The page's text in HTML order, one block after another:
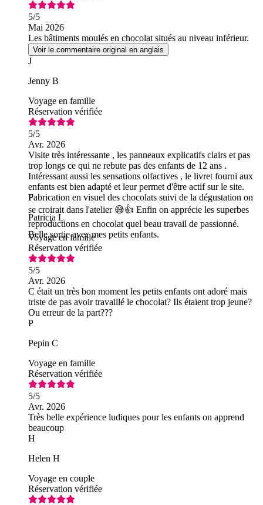
5/5
Mai 2026
Les bâtiments moulés en chocolat situés au niveau inférieur.
Voir le commentaire original en anglais
J
Jenny B
Voyage en famille
Réservation vérifiée
5/5
Avr. 2026
Visite très intéressante , les panneaux explicatifs clairs et pas
trop longs ce qui ne rebute pas des enfants de 12 ans .
Intéressant aussi les sensations olfactives , le livret fourni aux
enfants est bien adapté et leur permet d'être actif sur le site.
Fabrication en visuel des chocolats suivi de la dégustation on
se croirait dans l'atelier 😅👍 Enfin on apprécie les superbes
reproductions en chocolat quel beau travail de passionné.
Belle sortie avec mes petits enfants.
P
Patricia L
Voyage en famille
Réservation vérifiée
5/5
Avr. 2026
C était un très bon moment les petits enfants ont adoré mais
triste de pas avoir travaillé le chocolat? Ils étaient trop jeune?
Ou erreur de la part???
P
Pepin C
Voyage en famille
Réservation vérifiée
5/5
Avr. 2026
Très belle expérience ludiques pour les enfants on apprend
beaucoup
H
Helen H
Voyage en couple
Réservation vérifiée